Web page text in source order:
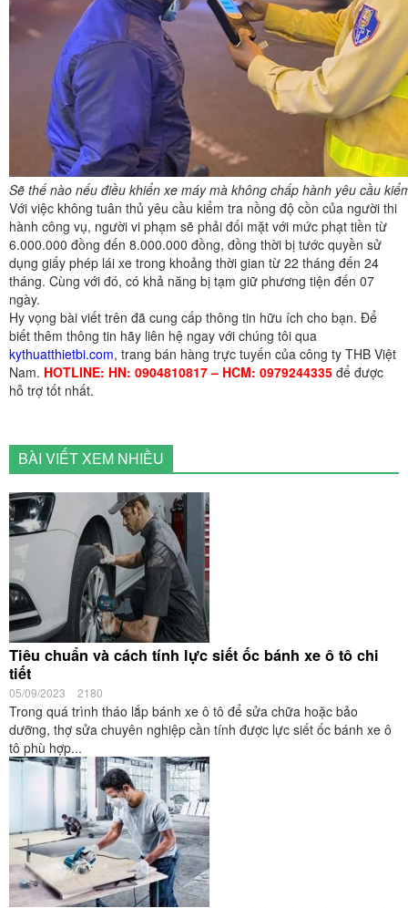
Sẽ thế nào nếu điều khiển xe máy mà không chấp hành yêu cầu
Với việc không tuân thủ yêu cầu kiểm tra nồng độ cồn của người thi
hành công vụ, người vi phạm sẽ phải đối mặt với mức phạt tiền từ
6.000.000 đồng đến 8.000.000 đồng, đồng thời bị tước quyền sử
dụng giấy phép lái xe trong khoảng thời gian từ 22 tháng đến 24
tháng. Cùng với đó, có khả năng bị tạm giữ phương tiện đến 07
ngày.
Hy vọng bài viết trên đã cung cấp thông tin hữu ích cho bạn. Để
biết thêm thông tin hãy liên hệ ngay với chúng tôi qua
kythuatthietbi.com, trang bán hàng trực tuyến của công ty THB Việt
Nam. HOTLINE: HN: 0904810817 – HCM: 0979244335 để được
hỗ trợ tốt nhất.
BÀI VIẾT XEM NHIỀU
Tiêu chuẩn và cách tính lực siết ốc bánh xe ô tô chi
tiết
05/09/2023 2180
Trong quá trình tháo lắp bánh xe ô tô để sửa chữa hoặc bảo
dưỡng, thợ sửa chuyên nghiệp cần tính được lực siết ốc bánh xe ô
tô phù hợp...